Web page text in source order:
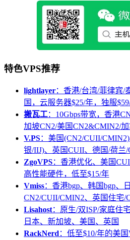
特色VPS推荐
lightlayer：香港/台湾/菲律宾/
国，云服务器$25/年，独服
搬瓦工：10Gbps带宽，香港
加坡CN2/美国CN2&CMIN2/
V.PS：美国(CN2/CUII/
银/IIJ)、英国CUII、德国/荷兰
ZgoVPS：香港优化、美国
高性能硬件，低至$15/年
Vmiss：香港bgp、韩国bgp、
CN2/CUII/CMIN2、英国住宅/
Lisahost：原生/双ISP/家庭住
日本、新加坡、美国、英国
RackNerd ：低至$10/年的美